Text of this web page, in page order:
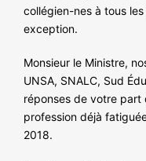
collégien-nes à tous
exception.
Monsieur le Ministre,
UNSA, SNALC, Sud
réponses de votre part
profession déjà
2018.